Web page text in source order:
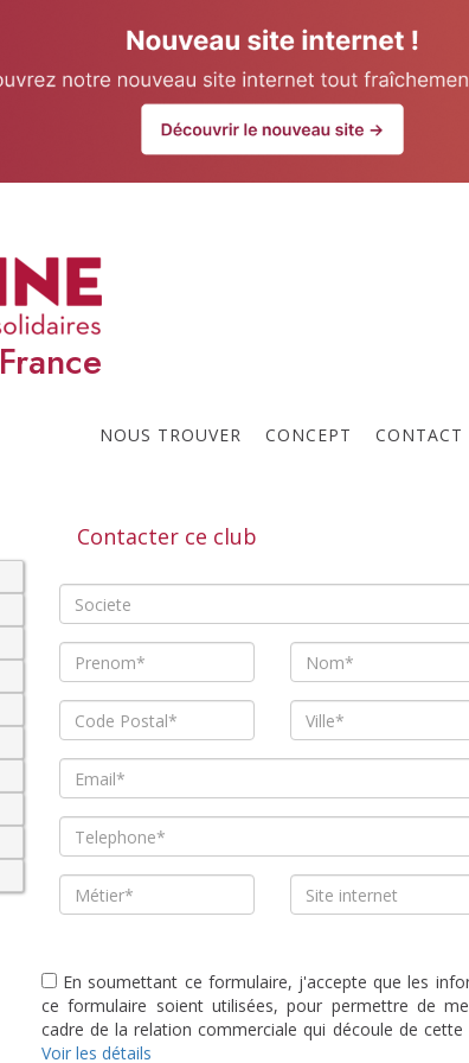
France
NOUS TROUVER CONCEPT CONTACT
Prochaines réunions
Contacter ce club
En soumettant ce formulaire, j'accepte que les
ce formulaire soient utilisées, pour permettre de
cadre de la relation commerciale qui découle de
Voir les détails